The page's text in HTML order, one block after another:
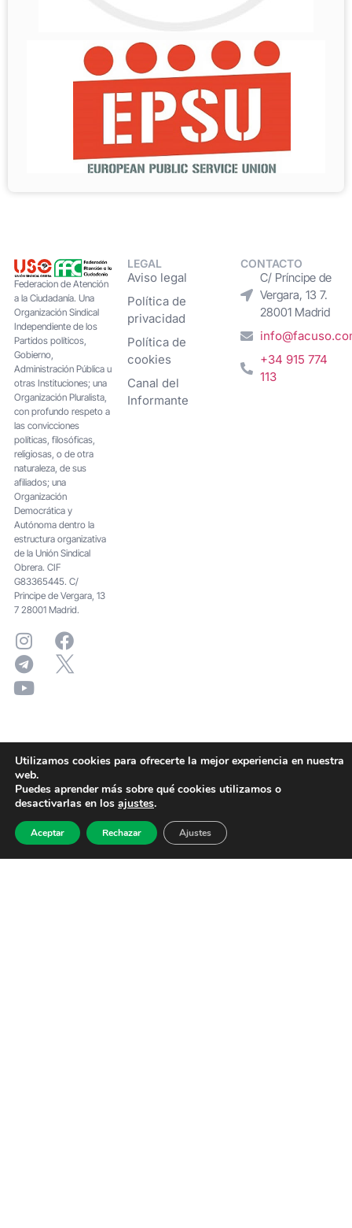
Federacion de Atención
a la Ciudadanía. Una
Organización Sindical
Independiente de los
Partidos políticos,
Gobierno,
Administración Pública u
otras Instituciones; una
Organización Pluralista,
con profundo respeto a
las convicciones
políticas, filosóficas,
religiosas, o de otra
naturaleza, de sus
afiliados; una
Organización
Democrática y
Autónoma dentro la
estructura organizativa
de la Unión Sindical
Obrera. CIF
G83365445. C/
Principe de Vergara, 13
7 28001 Madrid.
LEGAL
Aviso legal
Política de
privacidad
Política de
cookies
Canal del
Informante
CONTACTO
C/ Príncipe de
Vergara, 13 7.
28001 Madrid
+34 915 774
113
Utilizamos cookies para ofrecerte la mejor experiencia en nuestra
web.
Puedes aprender más sobre qué cookies utilizamos o
desactivarlas en los ajustes.
Aceptar Rechazar Ajustes